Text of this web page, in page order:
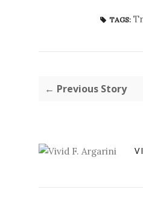
TAGS:
← Previous Story